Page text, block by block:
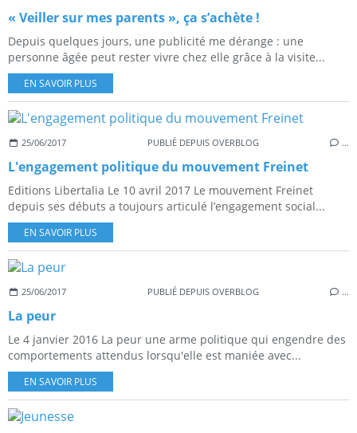
« Veiller sur mes parents », ça s’achète !
Depuis quelques jours, une publicité me dérange : une
personne âgée peut rester vivre chez elle grâce à la visite...
EN SAVOIR PLUS
25/06/2017 PUBLIÉ DEPUIS OVERBLOG …
L'engagement politique du mouvement Freinet
Editions Libertalia Le 10 avril 2017 Le mouvement Freinet
depuis ses débuts a toujours articulé l’engagement social...
EN SAVOIR PLUS
25/06/2017 PUBLIÉ DEPUIS OVERBLOG …
La peur
Le 4 janvier 2016 La peur une arme politique qui engendre des
comportements attendus lorsqu'elle est maniée avec...
EN SAVOIR PLUS